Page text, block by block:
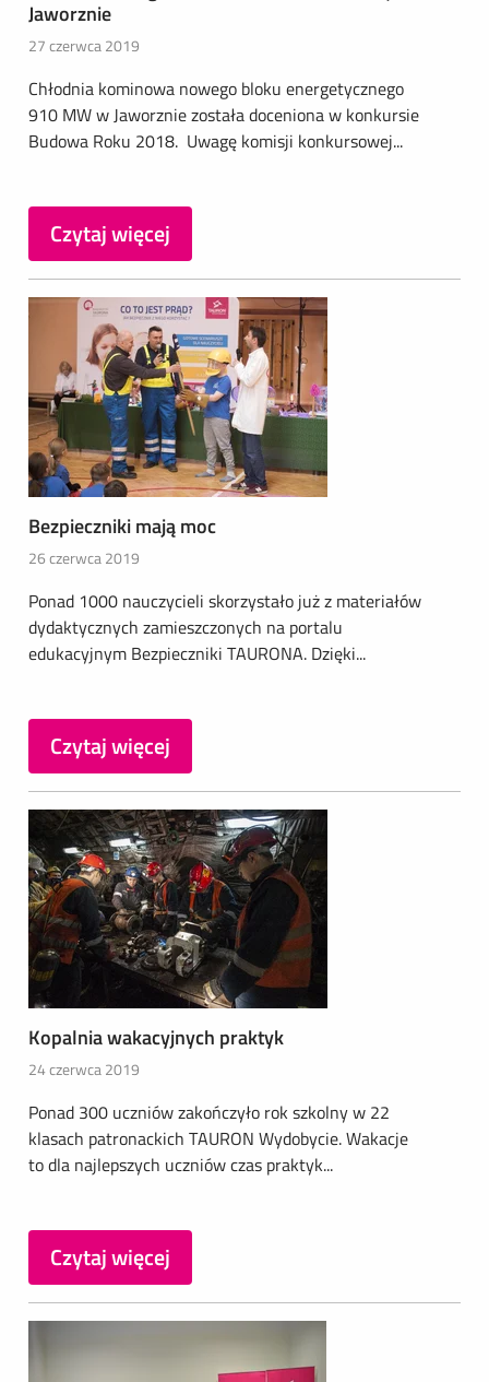
Jaworznie
27 czerwca 2019
Chłodnia kominowa nowego bloku energetycznego
910 MW w Jaworznie została doceniona w konkursie
Budowa Roku 2018. Uwagę komisji konkursowej...
Czytaj więcej
Bezpieczniki mają moc
26 czerwca 2019
Ponad 1000 nauczycieli skorzystało już z materiałów
dydaktycznych zamieszczonych na portalu
edukacyjnym Bezpieczniki TAURONA. Dzięki...
Czytaj więcej
Kopalnia wakacyjnych praktyk
24 czerwca 2019
Ponad 300 uczniów zakończyło rok szkolny w 22
klasach patronackich TAURON Wydobycie. Wakacje
to dla najlepszych uczniów czas praktyk...
Czytaj więcej